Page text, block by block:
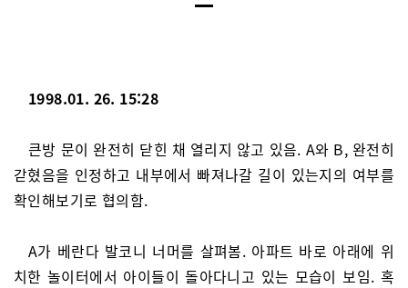
1998.01. 26. 15:28
큰방 문이 완전히 닫힌 채 열리지 않고 있음. A와 B, 완전히
갇혔음을 인정하고 내부에서 빠져나갈 길이 있는지의 여부를
확인해보기로 협의함.
A가 베란다 발코니 너머를 살펴봄. 아파트 바로 아래에 위
치한 놀이터에서 아이들이 돌아다니고 있는 모습이 보임. 혹